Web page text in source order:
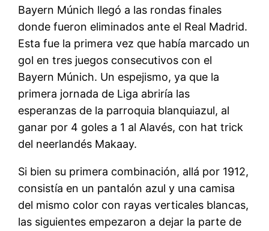
Bayern Múnich llegó a las rondas finales
donde fueron eliminados ante el Real Madrid.
Esta fue la primera vez que había marcado un
gol en tres juegos consecutivos con el
Bayern Múnich. Un espejismo, ya que la
primera jornada de Liga abriría las
esperanzas de la parroquia blanquiazul, al
ganar por 4 goles a 1 al Alavés, con hat trick
del neerlandés Makaay.
Si bien su primera combinación, allá por 1912,
consistía en un pantalón azul y una camisa
del mismo color con rayas verticales blancas,
las siguientes empezaron a dejar la parte de